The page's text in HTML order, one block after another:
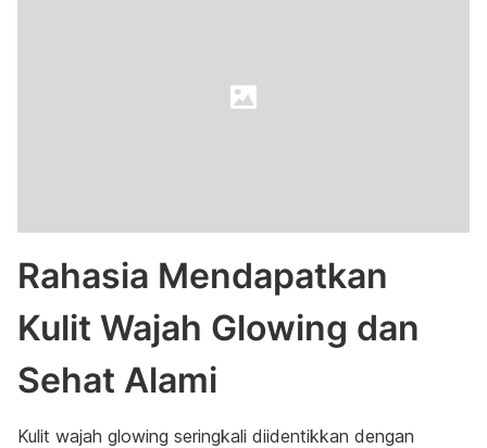
Rahasia Mendapatkan
Kulit Wajah Glowing dan
Sehat Alami
Kulit wajah glowing seringkali diidentikkan dengan